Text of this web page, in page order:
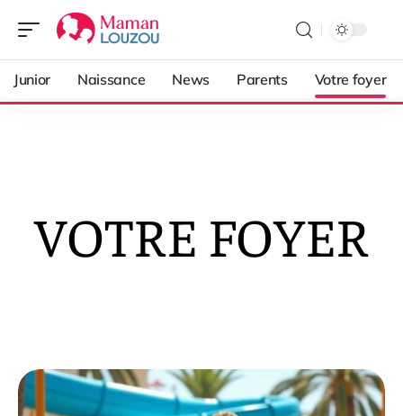
Junior Naissance News Parents Votre foyer
VOTRE FOYER